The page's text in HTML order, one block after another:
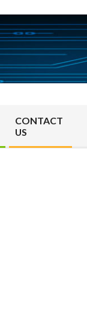
CONTACT
US